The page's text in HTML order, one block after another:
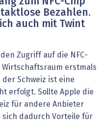
Bezahlen.
auch mit Twint
Zugriff auf die NFC-
erstmals
Schweiz ist eine
erfolgt. Sollte Apple die
für andere Anbieter
dadurch Vorteile für